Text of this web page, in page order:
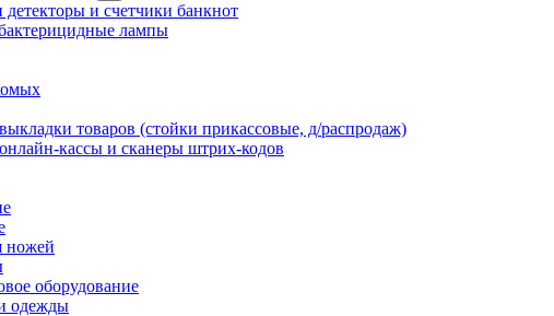
и счетчики банкнот
лампы
товаров (стойки прикассовые, д/распродаж)
кассы и сканеры штрих-кодов
ножей
оборудование
одежды